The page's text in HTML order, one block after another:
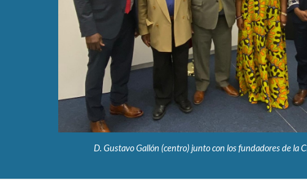
D. Gustavo Gallón (centro) junto con los fundadores de la